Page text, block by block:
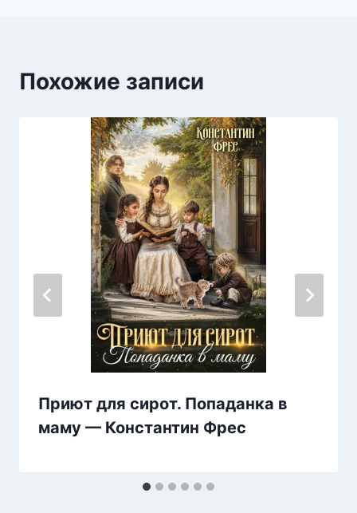
Похожие записи
Приют для сирот. Попаданка в
маму — Константин Фрес